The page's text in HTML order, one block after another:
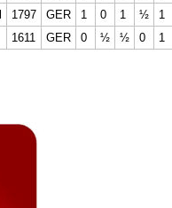
1797 GER 1 0 1 ½
1
1611 GER 0 ½ ½ 0 1